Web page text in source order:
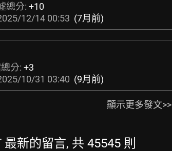
總分: +10
12/14 00:53 (7月前)
分: +3
10/31 03:40 (9月前)
顯示更多發文>>
新的留言, 共 45545 則